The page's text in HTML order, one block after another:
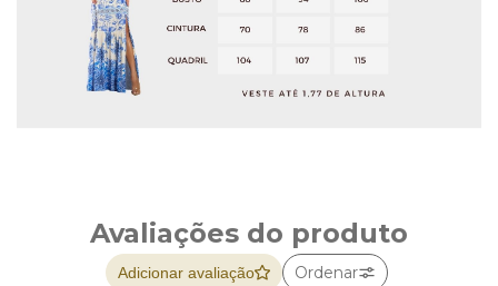
Avaliações do produto
Adicionar avaliação Ordenar